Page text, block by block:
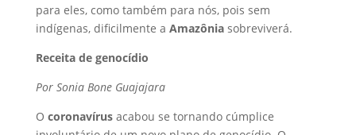
para eles, como também para nós, pois sem
indígenas, dificilmente a Amazôniasobreviverá.
Receita de genocídio
Por Sonia Bone Guajajara
O coronavírusacabou se tornando cúmplice